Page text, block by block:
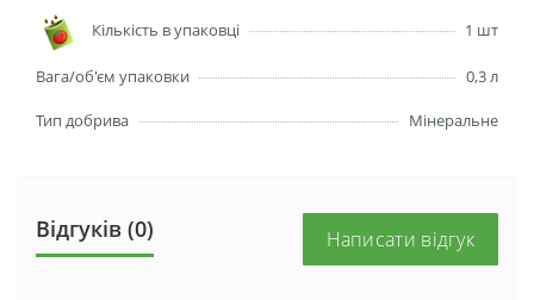
Кількість в упаковці 1 шт
Вага/об'єм упаковки 0,3 л
Тип добрива Мінеральне
Відгуків (0) Написати відгук